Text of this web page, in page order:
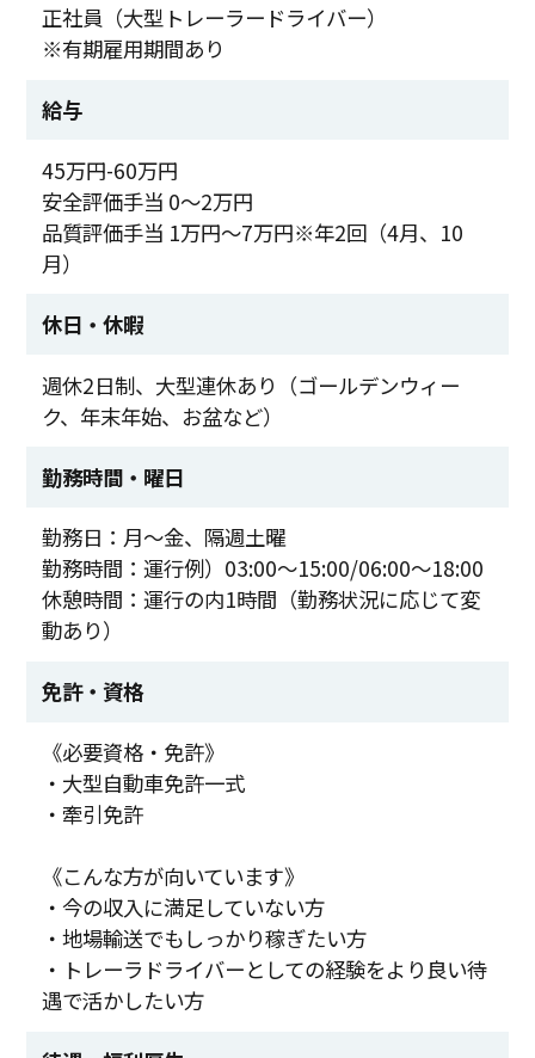
正社員（大型トレーラードライバー）
※有期雇用期間あり
給与
45万円-60万円
安全評価手当 0～2万円
品質評価手当 1万円～7万円※年2回（4月、10
月）
休日・休暇
週休2日制、大型連休あり（ゴールデンウィー
ク、年末年始、お盆など）
勤務時間・曜日
勤務日：月～金、隔週土曜
勤務時間：運行例）03:00～15:00/06:00～18:00
休憩時間：運行の内1時間（勤務状況に応じて変
動あり）
免許・資格
《必要資格・免許》
・大型自動車免許一式
・牽引免許
《こんな方が向いています》
・今の収入に満足していない方
・地場輸送でもしっかり稼ぎたい方
・トレーラドライバーとしての経験をより良い待
遇で活かしたい方